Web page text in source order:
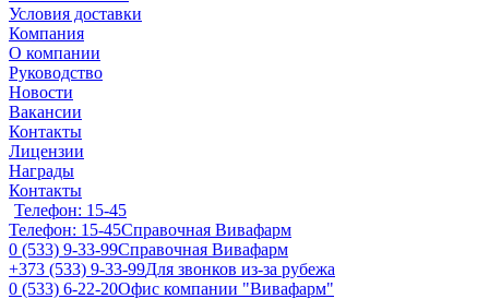
Условия доставки
Компания
О компании
Руководство
Новости
Вакансии
Контакты
Лицензии
Награды
Контакты
Телефон: 15-45
Телефон: 15-45Справочная Вивафарм
0 (533) 9-33-99Справочная Вивафарм
+373 (533) 9-33-99Для звонков из-за рубежа
0 (533) 6-22-20Офис компании "Вивафарм"